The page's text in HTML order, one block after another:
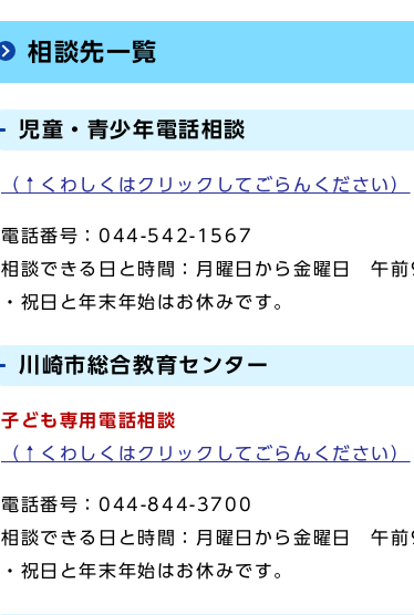
相談先一覧
児童・青少年電話相談
（↑くわしくはクリックしてごらんください）
電話番号：044-542-1567
相談できる日と時間：月曜日から金曜日 午
・祝日と年末年始はお休みです。
川崎市総合教育センター
子ども専用電話相談
（↑くわしくはクリックしてごらんください）
電話番号：044-844-3700
相談できる日と時間：月曜日から金曜日 午
・祝日と年末年始はお休みです。